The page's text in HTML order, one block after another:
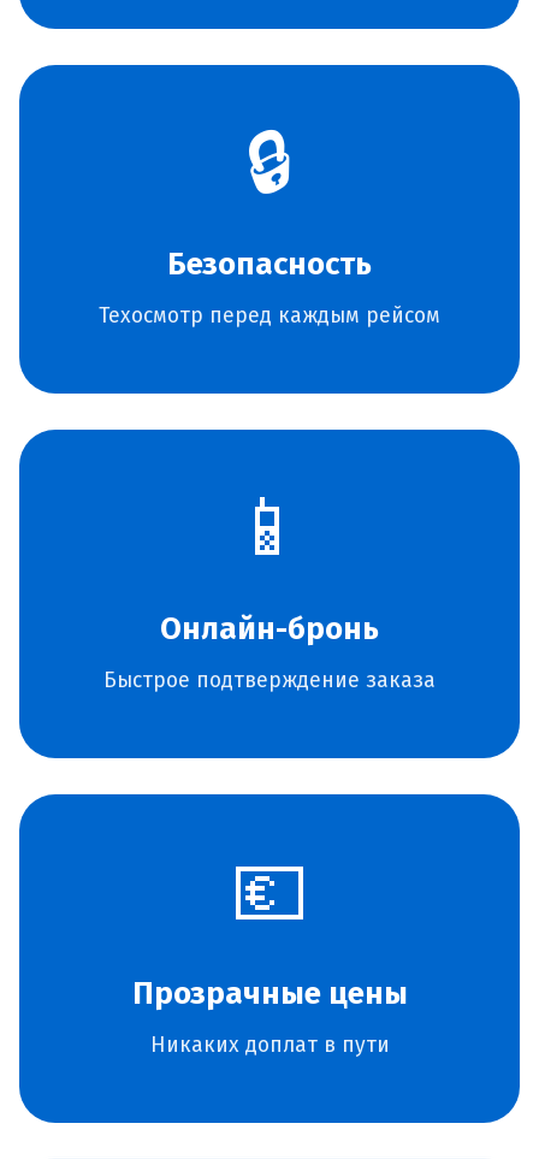
🔒
Безопасность
Техосмотр перед каждым рейсом
📱
Онлайн-бронь
Быстрое подтверждение заказа
💶
Прозрачные цены
Никаких доплат в пути